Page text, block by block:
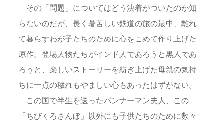
その「問題」についてはどう決着がついたのか知
らないのだが、長く暑苦しい鉄道の旅の最中、離れ
て暮らすわが子たちのために心をこめて作り上げた
原作。登場人物たちがインド人であろうと黒人であ
ろうと、楽しいストーリーを紡ぎ上げた母親の気持
ちに一点の穢れもやましい心もあったはずがない。
この国で半生を送ったバンナーマン夫人、この
「ちびくろさんぼ」以外にも子供たちのために数々